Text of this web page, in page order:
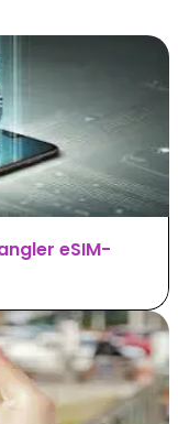
eSIM-